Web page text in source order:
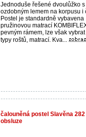
Jednoduše řešené dvoulůžko s
ozdobným lemem na korpusu i
Postel je standardně vybavena
pružinovou matrací
pevným rámem, lze však
typy roštů, matrací. Kva...
čalouněná postel Slavěna
obsluze